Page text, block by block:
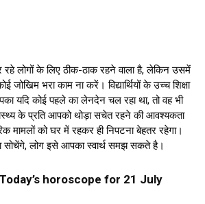
लोगों के लिए ठीक-ठाक रहने वाला है, लेकिन उसमें
भरा काम ना करें। विद्यार्थियों के उच्च शिक्षा
यदि कोई पहले का लेनदेन चल रहा था, तो वह भी
के प्रति आपको थोड़ा सचेत रहने की आवश्यकता
मामलों को घर में रहकर ही निपटना बेहतर रहेगा।
सोचेंगे, लोग इसे आपका स्वार्थ समझ सकते है।
horoscope for 21 July